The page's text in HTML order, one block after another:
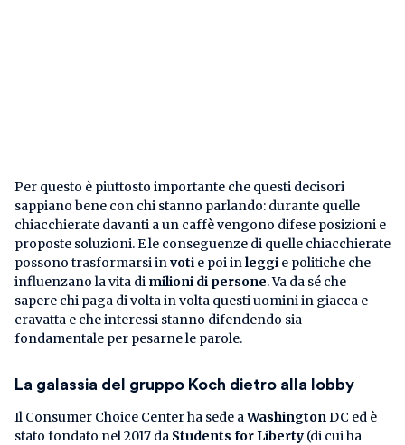
Per questo è piuttosto importante che questi decisori
sappiano bene con chi stanno parlando: durante quelle
chiacchierate davanti a un caffè vengono difese posizioni e
proposte soluzioni. E le conseguenze di quelle chiacchierate
possono trasformarsi invoti e poi inleggi e politiche che
influenzano la vita di milioni di persone. Va da sé che
sapere chi paga di volta in volta questi uomini in giacca e
cravatta e che interessi stanno difendendo sia
fondamentale per pesarne le parole.
La galassia del gruppo Koch dietro alla lobby
Il Consumer Choice Center ha sede aWashingtonDC ed è
stato fondato nel 2017 da Students for Liberty (di cui ha